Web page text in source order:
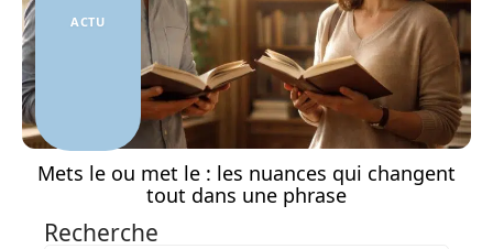
ACTU
Mets le ou met le : les nuances qui changent
tout dans une phrase
Recherche